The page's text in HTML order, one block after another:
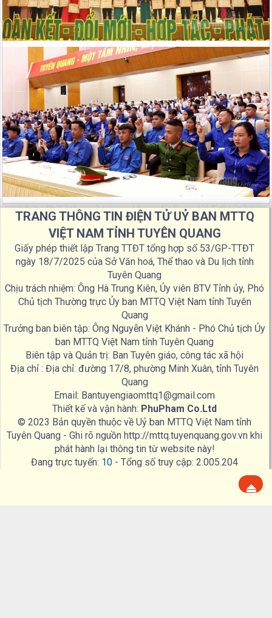
TRANG THÔNG TIN ĐIỆN TỬ UỶ BAN MTTQ
VIỆT NAM TỈNH TUYÊN QUANG
Giấy phép thiết lập Trang TTĐT tổng hợp số 53/GP-TTĐT
ngày 18/7/2025 của Sở Văn hoá, Thể thao và Du lịch tỉnh
Tuyên Quang
Chịu trách nhiệm: Ông Hà Trung Kiên, Ủy viên BTV Tỉnh ủy, Phó
Chủ tịch Thường trực Ủy ban MTTQ Việt Nam tỉnh Tuyên
Quang
Trưởng ban biên tập: Ông Nguyễn Việt Khánh - Phó Chủ tịch Ủy
ban MTTQ Việt Nam tỉnh Tuyên Quang
Biên tập và Quản trị: Ban Tuyên giáo, công tác xã hội
Địa chỉ : Địa chỉ: đường 17/8, phường Minh Xuân, tỉnh Tuyên
Quang
Email: Bantuyengiaomttq1@gmail.com
Thiết kế và vận hành: PhuPham Co.Ltd
© 2023 Bản quyền thuộc về Uỷ ban MTTQ Việt Nam tỉnh
Tuyên Quang - Ghi rõ nguồn http://mttq.tuyenquang.gov.vn khi
phát hành lại thông tin từ website này!
Đang trực tuyến: 10 - Tổng số truy cập:2.005.204